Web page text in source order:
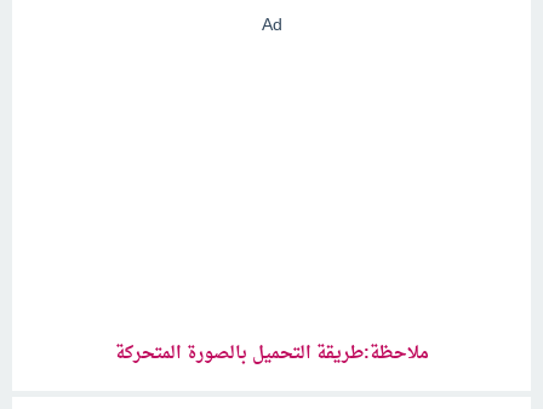
Ad
ملاحظة:طريقة التحميل بالصورة المتحركة